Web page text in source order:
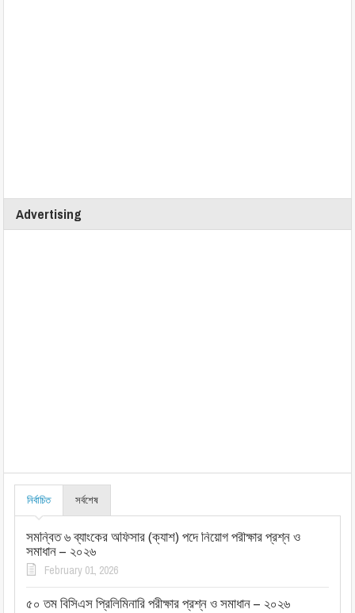
Advertising
নির্বাচিত সর্বশেষ
সমন্বিত ৬ ব্যাংকের অফিসার (ক্যাশ) পদে নিয়োগ পরীক্ষার প্রশ্ন ও
সমাধান – ২০২৬
February 01, 2026
৫০ তম বিসিএস প্রিলিমিনারি পরীক্ষার প্রশ্ন ও সমাধান – ২০২৬